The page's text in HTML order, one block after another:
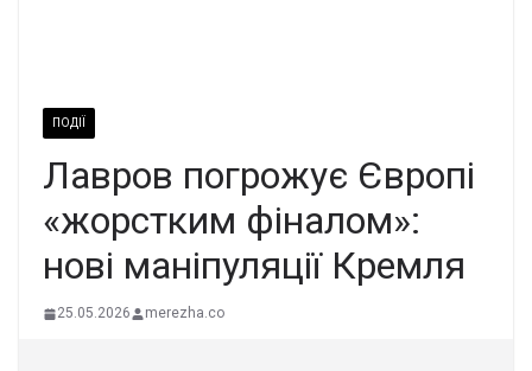
ПОДІЇ
Лавров погрожує Європі
«жорстким фіналом»:
нові маніпуляції Кремля
25.05.2026 merezha.co